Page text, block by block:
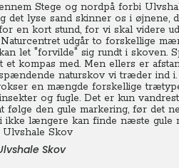
Stege og nordpå forbi
det lyse sand skinner os i øjnene,
en kort stund, for vi skal videre
udgår to forskellige
let "forvilde" sig rundt i skoven.
et kompas med. Men ellers er
naturskov vi træder ind
en mængde forskellige
og fugle. Det er kun
følge den gule markering, før det
ikke længere kan finde næste
Skov